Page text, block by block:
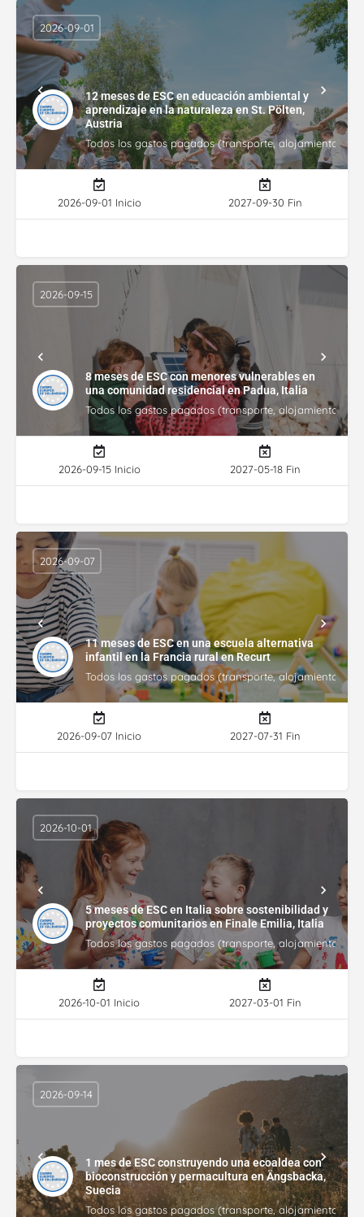
12 meses de ESC en educación ambiental y
aprendizaje en la naturaleza en St. Pölten,
Austria
Todos los gastos pagados (transporte, alojamiento,
2026-09-01
2026-09-01 Inicio 2027-09-30 Fin
8 meses de ESC con menores vulnerables en
una comunidad residencial en Padua, Italia
Todos los gastos pagados (transporte, alojamiento,
2026-09-15
2026-09-15 Inicio 2027-05-18 Fin
11 meses de ESC en una escuela alternativa
infantil en la Francia rural en Recurt
Todos los gastos pagados (transporte, alojamiento,
2026-09-07
2026-09-07 Inicio 2027-07-31 Fin
5 meses de ESC en Italia sobre sostenibilidad y
proyectos comunitarios en Finale Emilia, Italia
Todos los gastos pagados (transporte, alojamiento,
2026-10-01
2026-10-01 Inicio 2027-03-01 Fin
1 mes de ESC construyendo una ecoaldea con
bioconstrucción y permacultura en Ängsbacka,
Suecia
Todos los gastos pagados (transporte, alojamiento,
2026-09-14